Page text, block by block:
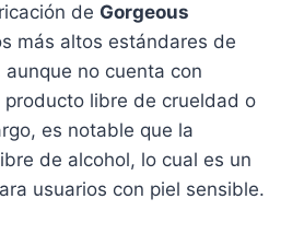
de Gorgeous
más altos estándares de
aunque no cuenta con
libre de crueldad o
es notable que la
de alcohol, lo cual es un
usuarios con piel sensible.